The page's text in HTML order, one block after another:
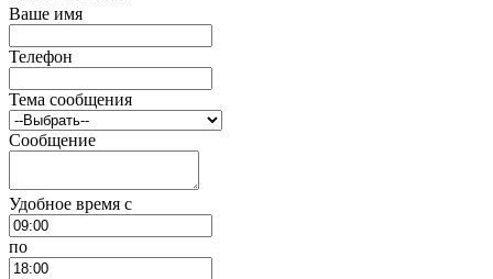
Ваше имя
Телефон
Тема сообщения
Сообщение
Удобное время c
по